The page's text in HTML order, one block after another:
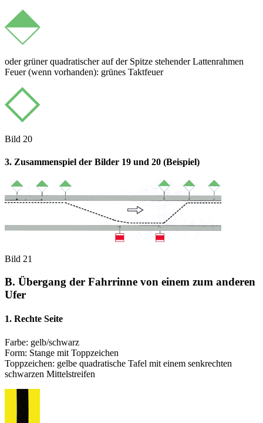
oder grüner quadratischer auf der Spitze stehender Lattenrahmen
Feuer (wenn vorhanden): grünes Taktfeuer
Bild 20
3. Zusammenspiel der Bilder 19 und 20 (Beispiel)
Bild 21
B. Übergang der Fahrrinne von einem zum anderen
Ufer
1. Rechte Seite
Farbe: gelb/schwarz
Form: Stange mit Toppzeichen
Toppzeichen: gelbe quadratische Tafel mit einem senkrechten
schwarzen Mittelstreifen